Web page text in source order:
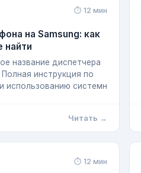
⏱ 12 мин
на Samsung: как
найти
название диспетчера
инструкция по
использованию системн
Читать →
⏱ 12 мин